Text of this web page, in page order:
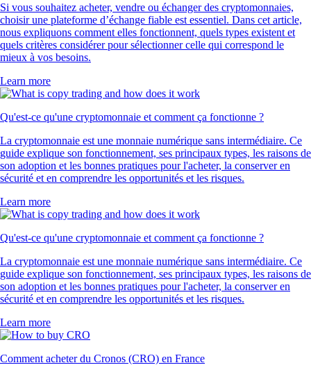
Si vous souhaitez acheter, vendre ou échanger des cryptomonnaies,
choisir une plateforme d’échange fiable est essentiel. Dans cet article,
nous expliquons comment elles fonctionnent, quels types existent et
quels critères considérer pour sélectionner celle qui correspond le
mieux à vos besoins.
Learn more
Qu'est-ce qu'une cryptomonnaie et comment ça fonctionne ?
La cryptomonnaie est une monnaie numérique sans intermédiaire. Ce
guide explique son fonctionnement, ses principaux types, les raisons de
son adoption et les bonnes pratiques pour l'acheter, la conserver en
sécurité et en comprendre les opportunités et les risques.
Learn more
Qu'est-ce qu'une cryptomonnaie et comment ça fonctionne ?
La cryptomonnaie est une monnaie numérique sans intermédiaire. Ce
guide explique son fonctionnement, ses principaux types, les raisons de
son adoption et les bonnes pratiques pour l'acheter, la conserver en
sécurité et en comprendre les opportunités et les risques.
Learn more
Comment acheter du Cronos (CRO) en France